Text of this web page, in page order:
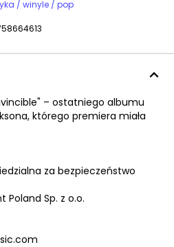
/ winyle / pop
– ostatniego albumu
którego premiera miała
za bezpieczeństwo
Poland Sp. z o.o.